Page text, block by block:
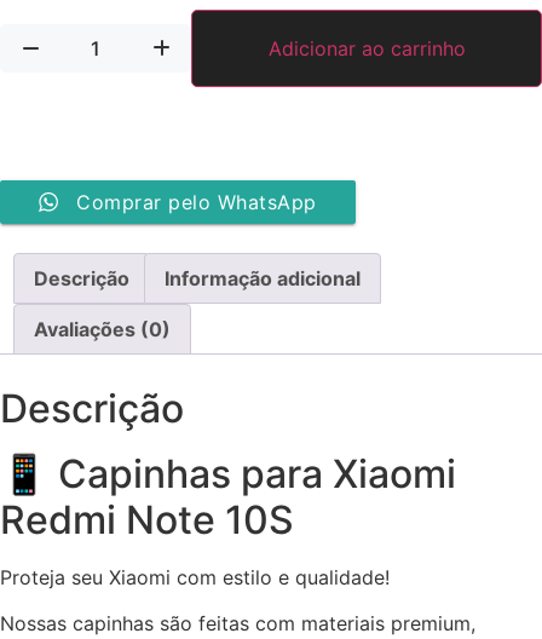
Adicionar ao carrinho
Comprar pelo WhatsApp
Descrição Informação adicional
Avaliações (0)
Descrição
📱 Capinhas para Xiaomi
Redmi Note 10S
Proteja seu Xiaomi com estilo e qualidade!
Nossas capinhas são feitas com materiais premium,